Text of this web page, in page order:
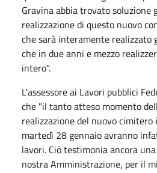
Gravina abbia trovato soluzione
realizzazione di questo nuovo
che sarà interamente realizzato
che in due anni e mezzo
intero".
L'assessore ai Lavori pubblici
che "il tanto atteso momento
realizzazione del nuovo
martedì 28 gennaio avranno
lavori. Ciò testimonia ancora
nostra Amministrazione, per il